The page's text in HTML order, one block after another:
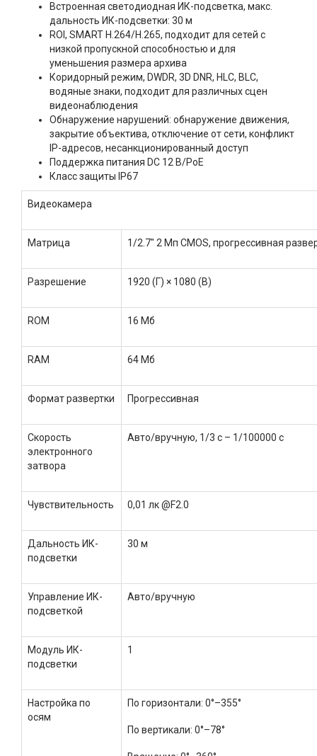
Встроенная светодиодная ИК-подсветка, макс.
дальность ИК-подсветки: 30 м
ROI, SMART H.264/H.265, подходит для сетей с
низкой пропускной способностью и для
уменьшения размера архива
Коридорный режим, DWDR, 3D DNR, HLC, BLC,
водяные знаки, подходит для различных сцен
видеонаблюдения
Обнаружение нарушений: обнаружение движения,
закрытие объектива, отключение от сети, конфликт
IP-адресов, несанкционированный доступ
Поддержка питания DC 12 В/PoE
Класс защиты IP67
Видеокамера
Матрица 1/2.7" 2 Мп CMOS, прогрессивная
Разрешение 1920 (Г) × 1080 (В)
ROM 16 Мб
RAM 64 Мб
Формат развертки Прогрессивная
Скорость
электронного
затвора
Авто/вручную, 1/3 с – 1/100000 с
Чувствительность 0,01 лк @F2.0
Дальность ИК-
подсветки
30 м
Управление ИК-
подсветкой
Авто/вручную
Модуль ИК-
подсветки
1
Настройка по
осям
По горизонтали: 0°–355°
По вертикали: 0°–78°